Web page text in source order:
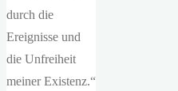
durch die
Ereignisse und
die Unfreiheit
meiner Existenz.“